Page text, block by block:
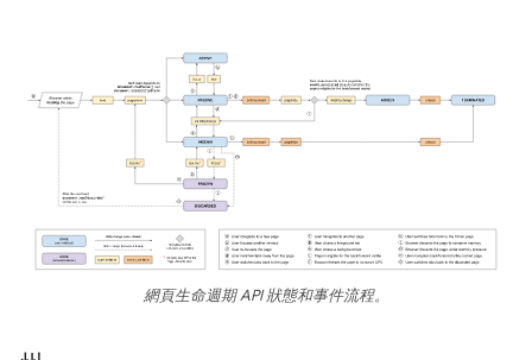
網頁生命週期 API 狀態和事件流程。